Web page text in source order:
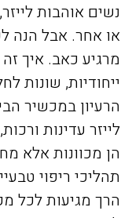
נשים אוהבות
או אחר. אבל הנה
מרגיע כאב. איך
ייחודיות, שונות
הרעיון במכשיר
לייזר עדינות
הן מכוונות אלא
תהליכי ריפוי
הרך מגיעות לכל